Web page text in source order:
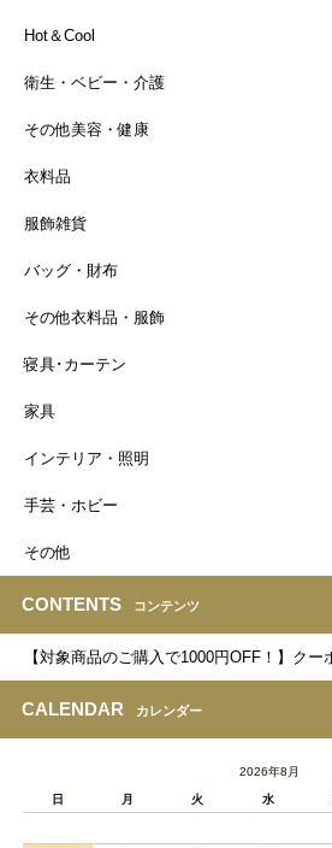
Hot＆Cool
衛生・ベビー・介護
その他美容・健康
衣料品
服飾雑貨
バッグ・財布
その他衣料品・服飾
寝具･カーテン
家具
インテリア・照明
手芸・ホビー
その他
CONTENTS コンテンツ
【対象商品のご購入で1000円OFF！】クー
CALENDAR カレンダー
2026年8月
日 月 火 水